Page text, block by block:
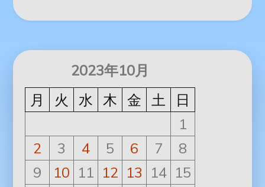
2023年10月
月
火 水 木 金 土
日
1
2
3 4 5 6 7
8
9
10 11 12 13 14 15